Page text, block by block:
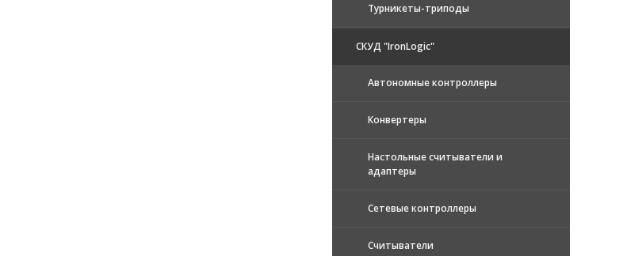
Турникеты-триподы
СКУД "IronLogic"
Автономные контроллеры
Конвертеры
Настольные считыватели и
адаптеры
Сетевые контроллеры
Считыватели